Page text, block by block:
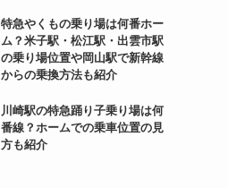
特急やくもの乗り場は何番ホー
ム？米子駅・松江駅・出雲市駅
の乗り場位置や岡山駅で新幹線
からの乗換方法も紹介
川崎駅の特急踊り子乗り場は何
番線？ホームでの乗車位置の見
方も紹介